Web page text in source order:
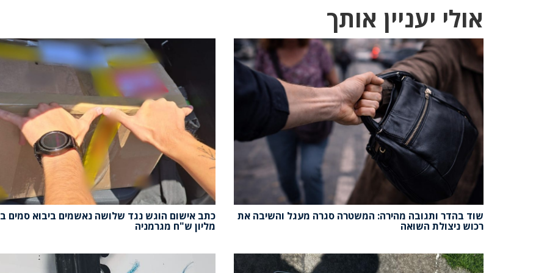
אולי יעניין אותך
שוד בהדר ותגובה מהירה: המשטרה סגרה מעגל והשיבה את
רכוש ניצולת השואה
כתב אישום הוגש נגד שלושה נאשמים ביבוא סמים
מליון ש"ח מגרמניה